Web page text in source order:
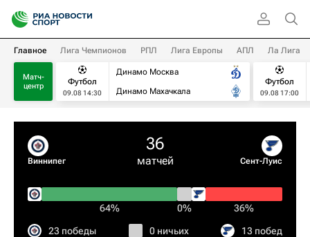
Главное Лига Чемпионов РПЛ Лига Европы АПЛ Ла Лига
Матч-
центр
Футбол
09.08 14:30
Динамо Москва
Динамо Махачкала
Футбол
09.08 17:00
Виннипег
36
матчей Сент-Луис
64% 0% 36%
23 победы 0 ничьих 13 побед